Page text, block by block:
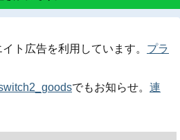
ト広告を利用しています。 プラ
でもお知らせ。 連